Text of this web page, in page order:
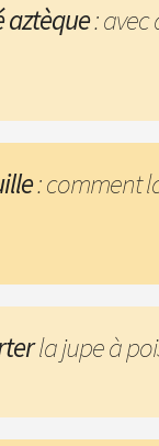
aztèque: avec
: comment
la jupe à